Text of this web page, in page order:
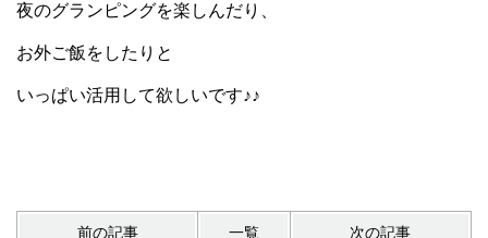
夜のグランピングを楽しんだり、
お外ご飯をしたりと
いっぱい活用して欲しいです♪♪
前の記事 一覧 次の記事